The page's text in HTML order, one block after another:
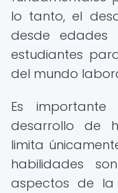
lo tanto, el
desde
estudiantes
del mundo
Es
desarrollo de
limita
habilidades
aspectos de la